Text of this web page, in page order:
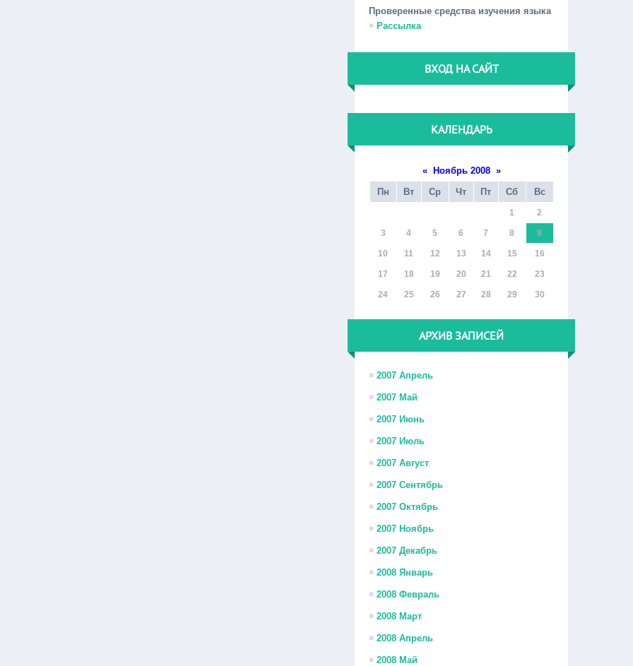
Проверенные средства изучения языка
Рассылка
ВХОД НА САЙТ
КАЛЕНДАРЬ
« Ноябрь 2008 »
Пн
Вт Ср Чт Пт Сб Вс
1 2
3 4 5 6 7 8 9
10 11 12 13 14 15 16
17 18 19 20 21 22 23
24 25 26 27 28 29 30
АРХИВ ЗАПИСЕЙ
2007 Апрель
2007 Май
2007 Июнь
2007 Июль
2007 Август
2007 Сентябрь
2007 Октябрь
2007 Ноябрь
2007 Декабрь
2008 Январь
2008 Февраль
2008 Март
2008 Апрель
2008 Май